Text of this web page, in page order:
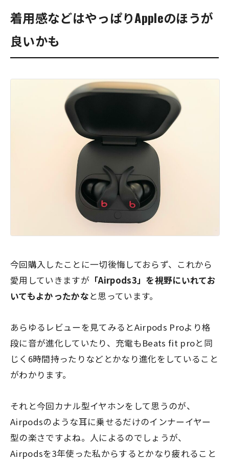
着用感などはやっぱりAppleのほうが
良いかも
今回購入したことに一切後悔しておらず、これから
愛用していきますが 「Airpods3」を視野にいれてお
いてもよかったかなと思っています。
あらゆるレビューを見てみるとAirpods Proより格
段に音が進化していたり、充電もBeats fit proと同
じく6時間持ったりなどとかなり進化をしていること
がわかります。
それと今回カナル型イヤホンをして思うのが、
Airpodsのような耳に乗せるだけのインナーイヤー
型の楽さですよね。人によるのでしょうが、
Airpodsを3年使った私からするとかなり疲れること